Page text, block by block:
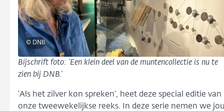
© DNB
Bijschrift foto: 'Een klein deel van de muntencollectie is nu te
zien bij DNB.'
‘Als het zilver kon spreken’, heet deze special editie van
onze tweewekelijkse reeks. In deze serie nemen we